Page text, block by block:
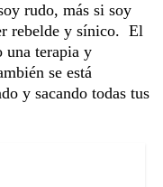
rudo, más si soy
rebelde y sínico. El
una terapia y
se está
y sacando todas tus